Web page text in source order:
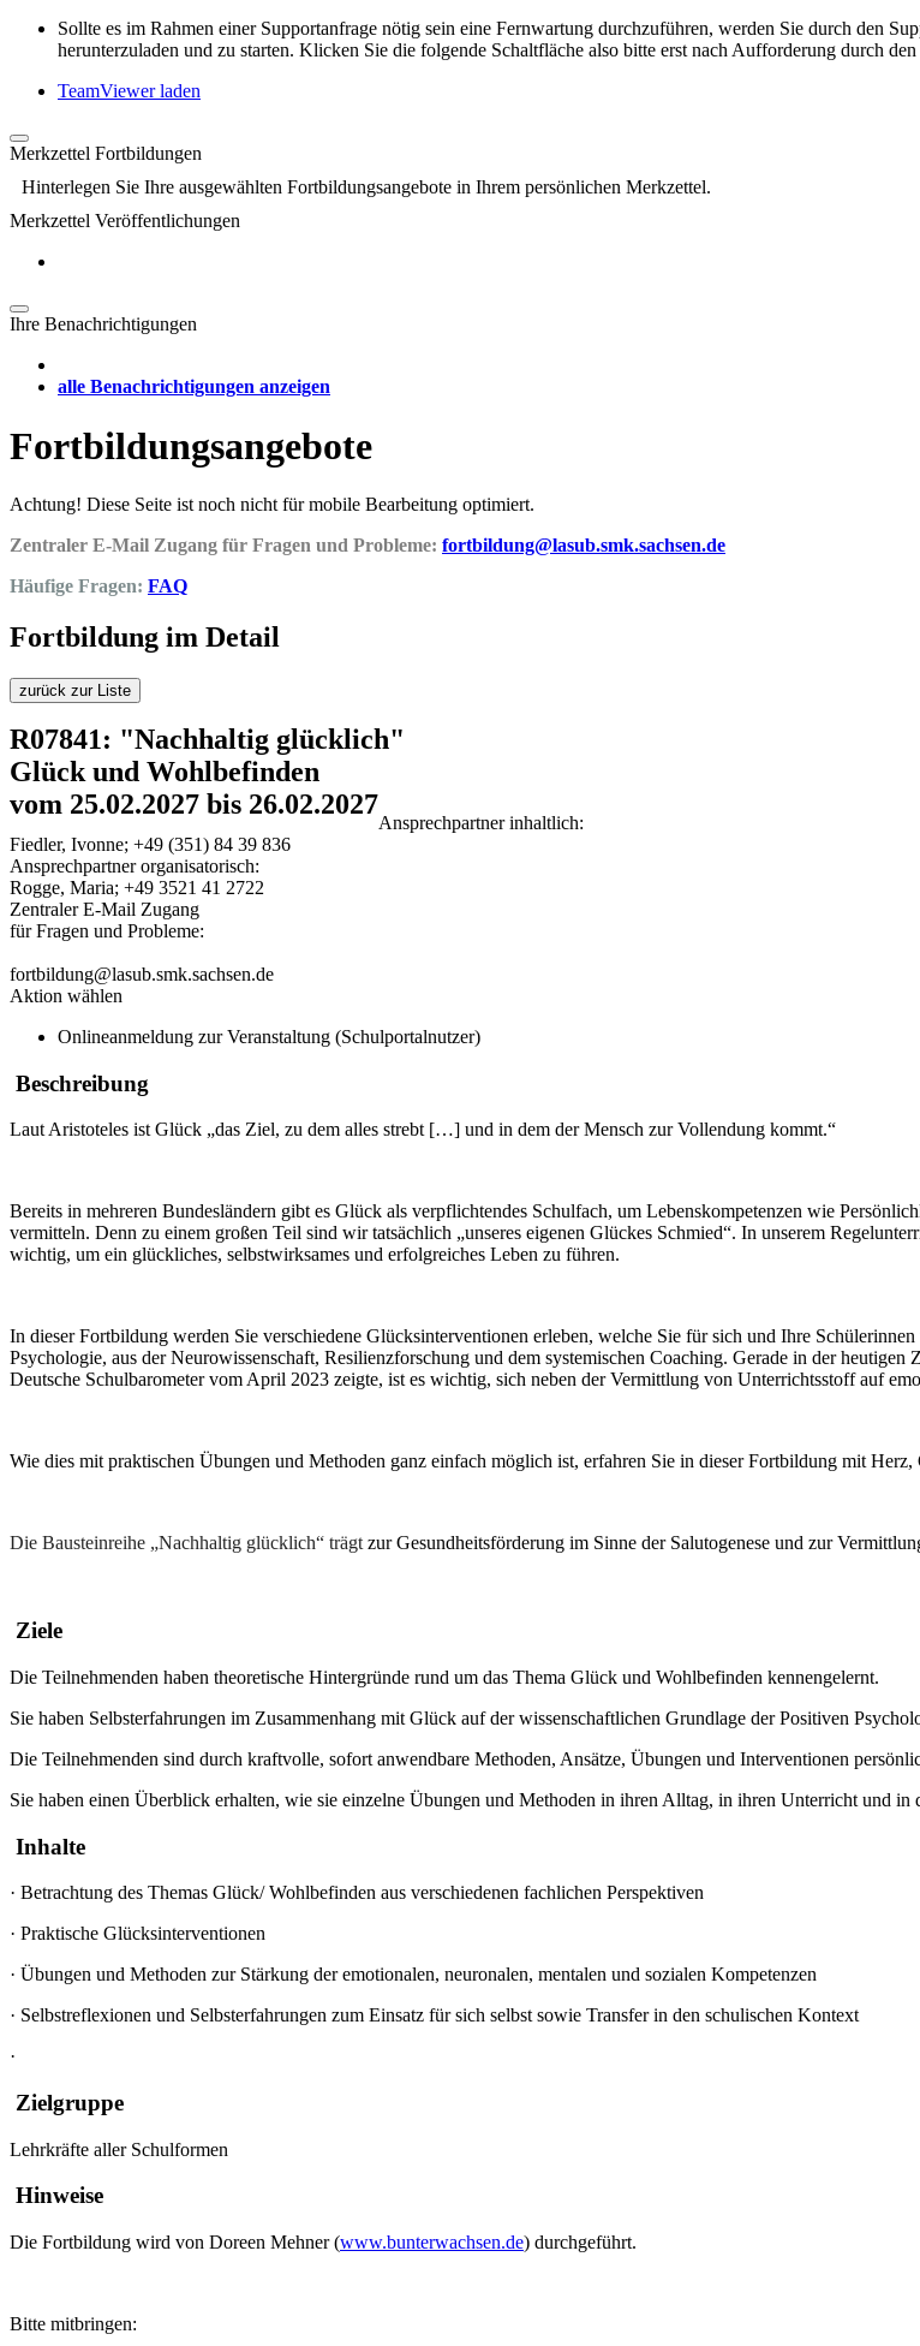
Sollte es im Rahmen einer Supportanfrage nötig sein eine Fernwartung durchzuführen, werden Sie durch den
herunterzuladen und zu starten. Klicken Sie die folgende Schaltfläche also bitte erst nach Aufforderung durch
TeamViewer laden
Merkzettel Fortbildungen
Hinterlegen Sie Ihre ausgewählten Fortbildungsangebote in Ihrem persönlichen Merkzettel.
Merkzettel Veröffentlichungen
Ihre Benachrichtigungen
alle Benachrichtigungen anzeigen
Fortbildungsangebote
Achtung! Diese Seite ist noch nicht für mobile Bearbeitung optimiert.
Zentraler E-Mail Zugang für Fragen und Probleme: fortbildung@lasub.smk.sachsen.de
Häufige Fragen: FAQ
Fortbildung im Detail
zurück zur Liste
R07841: "Nachhaltig glücklich"
Glück und Wohlbefinden
vom 25.02.2027 bis 26.02.2027
Ansprechpartner inhaltlich:
Fiedler, Ivonne; +49 (351) 84 39 836
Ansprechpartner organisatorisch:
Rogge, Maria; +49 3521 41 2722
Zentraler E-Mail Zugang
für Fragen und Probleme:
fortbildung@lasub.smk.sachsen.de
Aktion wählen
Onlineanmeldung zur Veranstaltung (Schulportalnutzer)
Beschreibung
Laut Aristoteles ist Glück „das Ziel, zu dem alles strebt […] und in dem der Mensch zur Vollendung kommt.“
Bereits in mehreren Bundesländern gibt es Glück als verpflichtendes Schulfach, um Lebenskompetenzen wie
vermitteln. Denn zu einem großen Teil sind wir tatsächlich „unseres eigenen Glückes Schmied“. In unserem
wichtig, um ein glückliches, selbstwirksames und erfolgreiches Leben zu führen.
In dieser Fortbildung werden Sie verschiedene Glücksinterventionen erleben, welche Sie für sich und Ihre
Psychologie, aus der Neurowissenschaft, Resilienzforschung und dem systemischen Coaching. Gerade in der
Deutsche Schulbarometer vom April 2023 zeigte, ist es wichtig, sich neben der Vermittlung von Unterrichtsstoff auf
Wie dies mit praktischen Übungen und Methoden ganz einfach möglich ist, erfahren Sie in dieser Fortbildung mit
Die Bausteinreihe „Nachhaltig glücklich“ trägt zur Gesundheitsförderung im Sinne der Salutogenese und zur
Ziele
Die Teilnehmenden haben theoretische Hintergründe rund um das Thema Glück und Wohlbefinden kennengelernt.
Sie haben Selbsterfahrungen im Zusammenhang mit Glück auf der wissenschaftlichen Grundlage der Positiven
Die Teilnehmenden sind durch kraftvolle, sofort anwendbare Methoden, Ansätze, Übungen und Interventionen
Sie haben einen Überblick erhalten, wie sie einzelne Übungen und Methoden in ihren Alltag, in ihren Unterricht und in
Inhalte
· Betrachtung des Themas Glück/ Wohlbefinden aus verschiedenen fachlichen Perspektiven
· Praktische Glücksinterventionen
· Übungen und Methoden zur Stärkung der emotionalen, neuronalen, mentalen und sozialen Kompetenzen
· Selbstreflexionen und Selbsterfahrungen zum Einsatz für sich selbst sowie Transfer in den schulischen Kontext
·
Zielgruppe
Lehrkräfte aller Schulformen
Hinweise
Die Fortbildung wird von Doreen Mehner (www.bunterwachsen.de) durchgeführt.
Bitte mitbringen: